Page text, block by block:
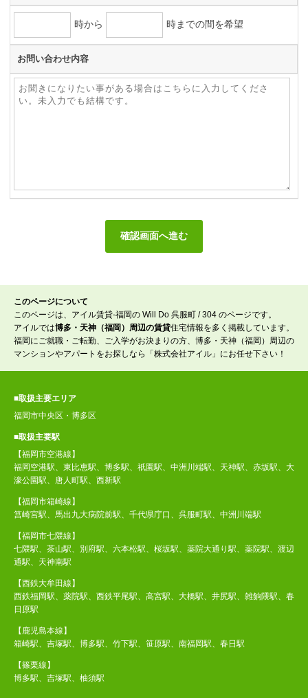
時から 時までの間を希望
お問い合わせ内容
このページについて
このページは、アイル賃貸-福岡の Will Do 呉服町 / 304 のページです。
アイルでは博多・天神（福岡）周辺の賃貸住宅情報を多く掲載しています。
福岡にご就職・ご転勤、ご入学がお決まりの方、博多・天神（福岡）周辺の
マンションやアパートをお探しなら「株式会社アイル」にお任せ下さい！
■取扱主要エリア
福岡市中央区・博多区
■取扱主要駅
【福岡市空港線】
福岡空港駅、東比恵駅、博多駅、祇園駅、中洲川端駅、天神駅、赤坂駅、大
濠公園駅、唐人町駅、西新駅
【福岡市箱崎線】
筥崎宮駅、馬出九大病院前駅、千代県庁口、呉服町駅、中洲川端駅
【福岡市七隈線】
七隈駅、茶山駅、別府駅、六本松駅、桜坂駅、薬院大通り駅、薬院駅、渡辺
通駅、天神南駅
【西鉄大牟田線】
西鉄福岡駅、薬院駅、西鉄平尾駅、高宮駅、大橋駅、井尻駅、雑餉隈駅、春
日原駅
【鹿児島本線】
箱崎駅、吉塚駅、博多駅、竹下駅、笹原駅、南福岡駅、春日駅
【篠栗線】
博多駅、吉塚駅、柚須駅